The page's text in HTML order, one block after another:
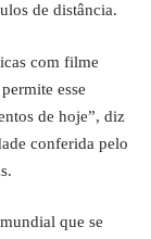
de distância.
com filme
esse
de hoje”, diz
conferida pelo
que se